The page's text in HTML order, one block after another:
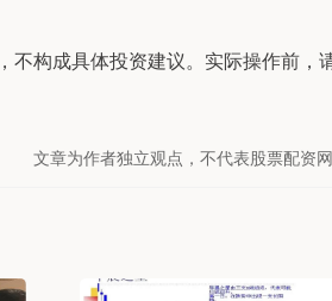
不构成具体投资建议。实际操作前，
文章为作者独立观点，不代表股票配资